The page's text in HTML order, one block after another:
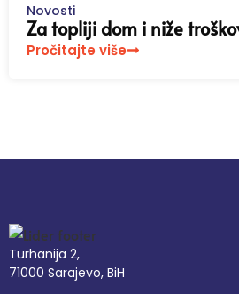
Novosti
Za topliji dom i niže
Pročitajte više
Turhanija 2,
71000 Sarajevo, BiH